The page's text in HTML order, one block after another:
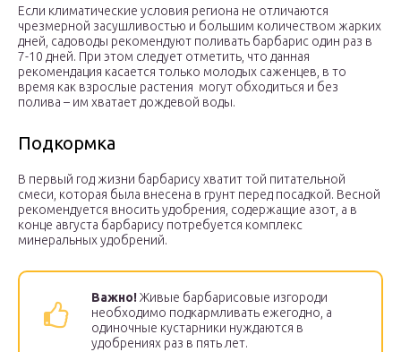
Если климатические условия региона не отличаются
чрезмерной засушливостью и большим количеством жарких
дней, садоводы рекомендуют поливать барбарис один раз в
7-10 дней. При этом следует отметить, что данная
рекомендация касается только молодых саженцев, в то
время как взрослые растения могут обходиться и без
полива – им хватает дождевой воды.
Подкормка
В первый год жизни барбарису хватит той питательной
смеси, которая была внесена в грунт перед посадкой. Весной
рекомендуется вносить удобрения, содержащие азот, а в
конце августа барбарису потребуется комплекс
минеральных удобрений.
Важно!Живые барбарисовые изгороди
необходимо подкармливать ежегодно, а
одиночные кустарники нуждаются в
удобрениях раз в пять лет.